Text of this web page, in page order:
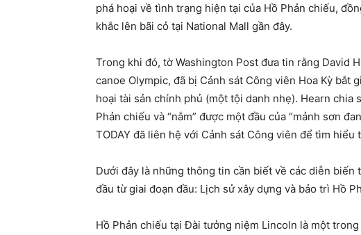
phá hoại về tình trạng hiện tại của Hồ Phản chiếu,
khắc lên bãi cỏ tại National Mall gần đây.
Trong khi đó, tờ Washington Post đưa tin rằng David
canoe Olympic, đã bị Cảnh sát Công viên Hoa Kỳ bắt
hoại tài sản chính phủ (một tội danh nhẹ). Hearn chia
Phản chiếu và “nắm” được một đầu của “mảnh sơn
TODAY đã liên hệ với Cảnh sát Công viên để tìm hiểu
Dưới đây là những thông tin cần biết về các diễn
đầu từ giai đoạn đầu: Lịch sử xây dựng và bảo trì Hồ
Hồ Phản chiếu tại Đài tưởng niệm Lincoln là một